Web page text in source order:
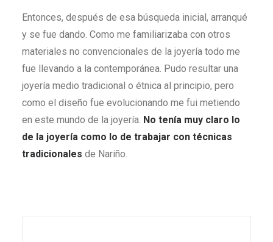
Entonces, después de esa búsqueda inicial, arranqué
y se fue dando. Como me familiarizaba con otros
materiales no convencionales de la joyería todo me
fue llevando a la contemporánea. Pudo resultar una
joyería medio tradicional o étnica al principio, pero
como el diseño fue evolucionando me fui metiendo
en este mundo de la joyería. No tenía muy claro lo
de la joyería como lo de trabajar con técnicas
tradicionales de Nariño.